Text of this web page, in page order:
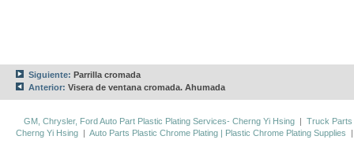
Siguiente: Parrilla cromada
Anterior: Visera de ventana cromada. Ahumada
GM, Chrysler, Ford Auto Part Plastic Plating Services- Cherng Yi Hsing | Truck Parts
Cherng Yi Hsing |Auto Parts Plastic Chrome Plating | Plastic Chrome Plating Supplies